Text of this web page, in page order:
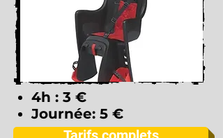
4h : 3 €
Journée: 5 €